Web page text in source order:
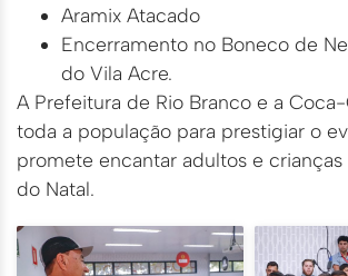
Aramix Atacado
Encerramento no Boneco de
do Vila Acre.
A Prefeitura de Rio Branco e a
toda a população para prestigiar o
promete encantar adultos e
do Natal.